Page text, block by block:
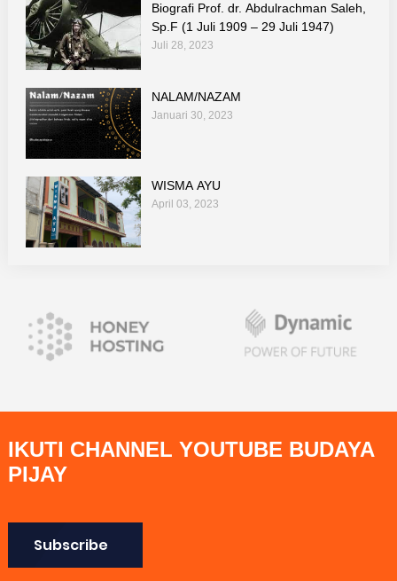
Biografi Prof. dr. Abdulrachman Saleh,
Sp.F (1 Juli 1909 – 29 Juli 1947)
Juli 28, 2023
NALAM/NAZAM
Januari 30, 2023
WISMA AYU
April 03, 2023
IKUTI CHANNEL YOUTUBE BUDAYA
PIJAY
Subscribe